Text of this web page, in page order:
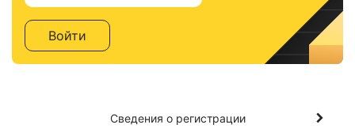
Войти
Сведения о регистрации